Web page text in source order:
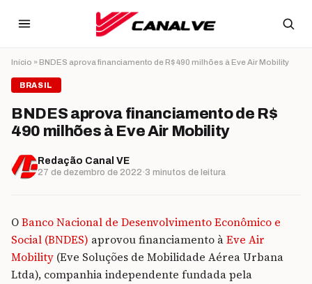
Início » BNDES aprova financiamento de R$ 490 milhões à Eve Air Mobility
BRASIL
BNDES aprova financiamento de R$
490 milhões à Eve Air Mobility
Redação Canal VE
27 de dezembro de 2022·3 minutos de leitura
OBanco Nacional de Desenvolvimento Econômico e
Social (BNDES) aprovou financiamento àEve Air
Mobility (Eve Soluções de Mobilidade Aérea Urbana
Ltda), companhia independente fundada pela